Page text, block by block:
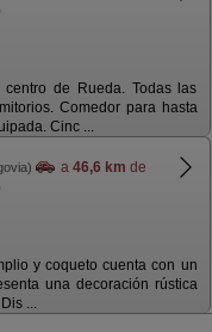
de Rueda. Todas las
Comedor para hasta
Cinc ...
a 46,6 km de
y coqueto cuenta con un
una decoración rústica
...